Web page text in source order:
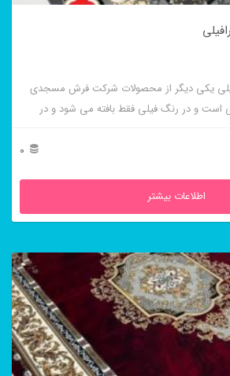
یکی دیگر از محصولات شرکت فرش مسجدی
است و در رنگ فیلی فقط بافته می شود و در
0
اطلاعات بیشتر